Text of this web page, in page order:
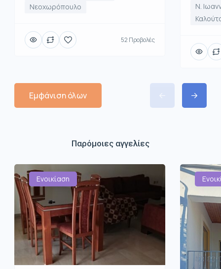
Νεοχωρόπουλο
52 Προβολές
Ν.
Εμφάνιση όλων
Παρόμοιες αγγελίες
Ενοικίαση